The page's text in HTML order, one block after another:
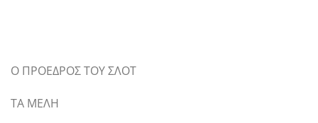
Ο ΠΡΟΕΔΡΟΣ ΤΟΥ ΣΛΟΤ
ΤΑ ΜΕΛΗ